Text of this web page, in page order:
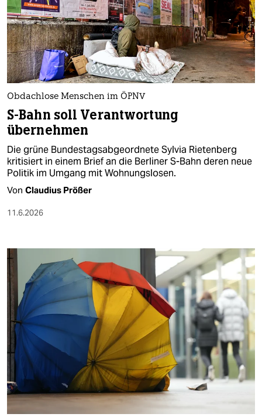
Obdachlose Menschen im ÖPNV
S-Bahn soll Verantwortung
übernehmen
Die grüne Bundestagsabgeordnete Sylvia Rietenberg
kritisiert in einem Brief an die Berliner S-Bahn deren neue
Politik im Umgang mit Wohnungslosen.
Von Claudius Prößer
11.6.2026